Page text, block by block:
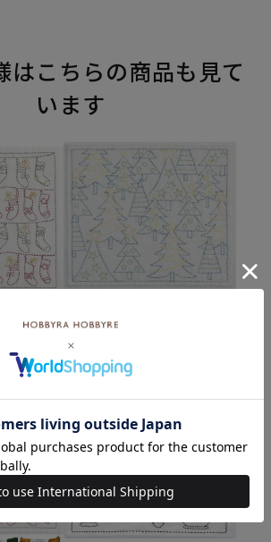
はこちらの商品も見て
います
ソックス 刺し子 クリスマスフォレス
トセット
¥1,606(税込)